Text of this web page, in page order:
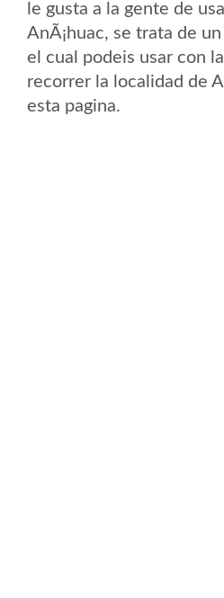
le gusta a la gente de
AnÃ¡huac, se trata de
el cual podeis usar con
recorrer la localidad de
esta pagina.